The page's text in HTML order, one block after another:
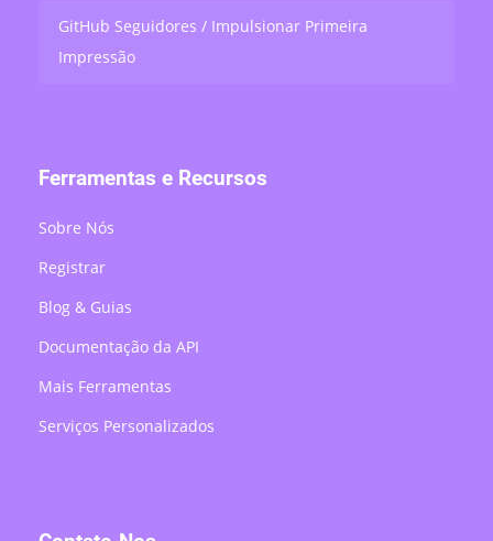
GitHub Seguidores / Impulsionar Primeira
Impressão
Ferramentas e Recursos
Sobre Nós
Registrar
Blog & Guias
Documentação da API
Mais Ferramentas
Serviços Personalizados